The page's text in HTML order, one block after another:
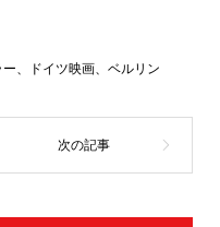
、ドイツ映画、ベルリン